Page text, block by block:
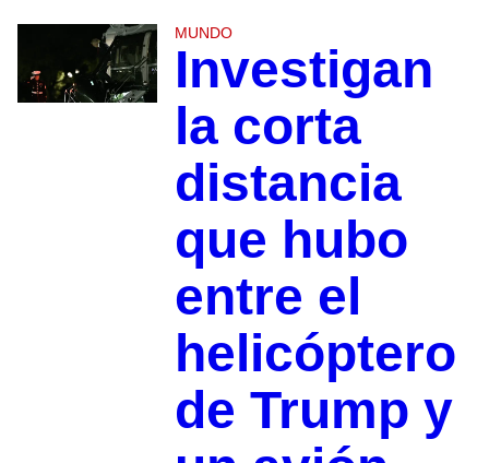
MUNDO
Investigan
la corta
distancia
que hubo
entre el
helicóptero
de Trump y